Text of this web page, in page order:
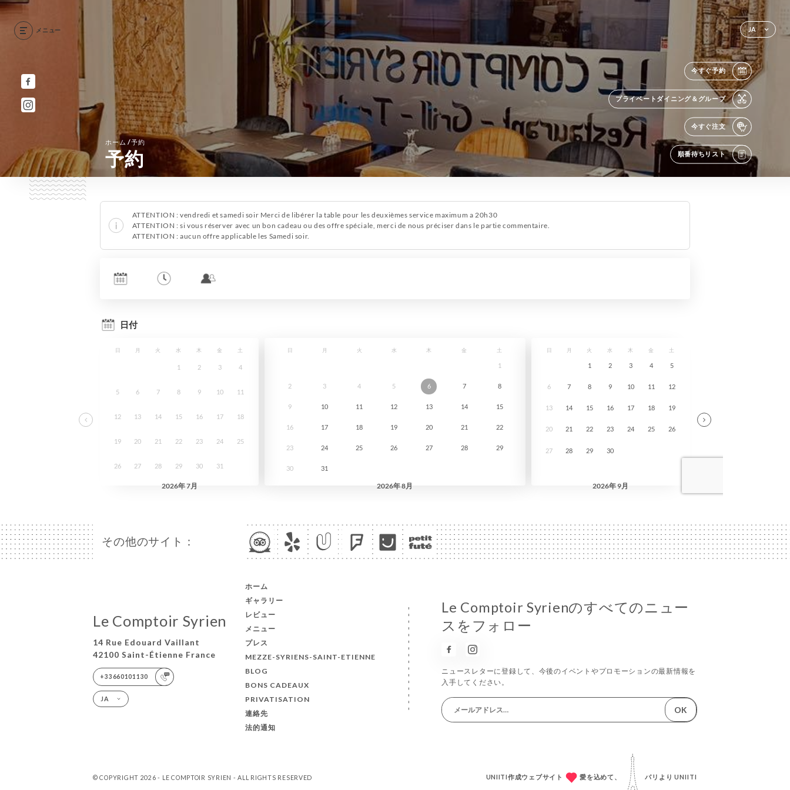
メニュー JA
今すぐ予約
プライベートダイニング＆グループ
今すぐ注文
順番待ちリスト
ホーム/予約
予約
その他のサイト：
Le Comptoir Syrien
14 Rue Edouard Vaillant
42100 Saint-Étienne France
+33660101130
JA
ホーム
ギャラリー
レビュー
メニュー
プレス
MEZZE-SYRIENS-SAINT-ETIENNE
BLOG
BONS CADEAUX
PRIVATISATION
連絡先
法的通知
Le Comptoir Syrienのすべてのニュー
スをフォロー
ニュースレターに登録して、今後のイベントやプロモーションの最新情報を
入手してください。
OK
© COPYRIGHT 2026 - LE COMPTOIR SYRIEN - ALL RIGHTS RESERVED UNIITI作成ウェブサイト 愛を込めて、 パリよりUNIITI